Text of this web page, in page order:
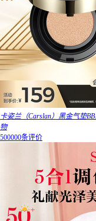
卡姿兰（Carslan）黑金气垫
物
500000条评价